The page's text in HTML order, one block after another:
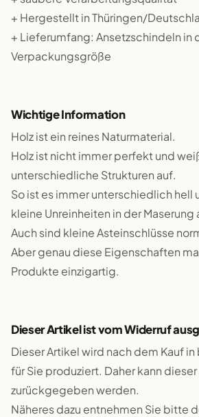
+ Hergestellt in Thüringen/
+ Lieferumfang: Ansetzschindeln in
Verpackungsgröße
Wichtige Information
Holz ist ein reines Naturmaterial.
Holz ist nicht immer perfekt und
unterschiedliche Strukturen auf.
So ist es immer unterschiedlich hell
kleine Unreinheiten in der Maserung
Auch sind kleine Asteinschlüsse
Aber genau diese Eigenschaften
Produkte einzigartig.
Dieser Artikel ist vom Widerruf
Dieser Artikel wird nach dem Kauf
für Sie produziert. Daher kann
zurückgegeben werden.
Näheres dazu entnehmen Sie bitte